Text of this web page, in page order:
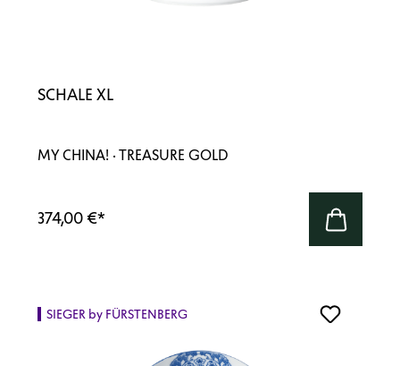
SCHALE XL
MY CHINA! · TREASURE GOLD
374,00 €*
SIEGER by FÜRSTENBERG